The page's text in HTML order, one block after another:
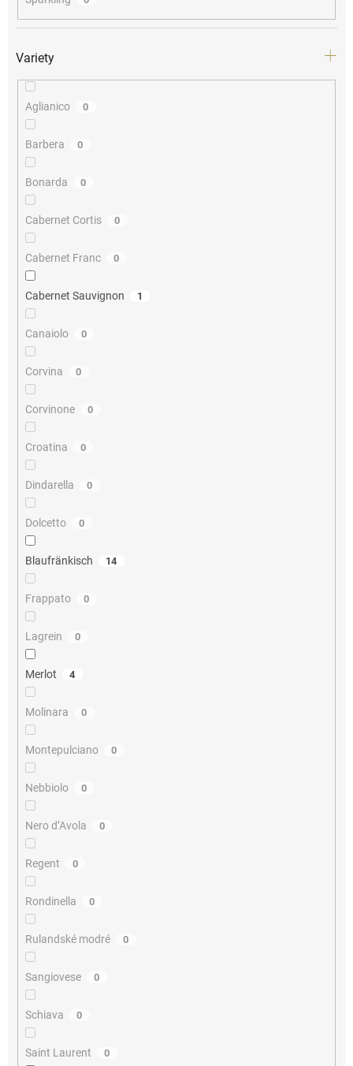
Variety
Aglianico 0
Barbera 0
Bonarda 0
Cabernet Cortis 0
Cabernet Franc 0
Cabernet Sauvignon 1
Canaiolo 0
Corvina 0
Corvinone 0
Croatina 0
Dindarella 0
Dolcetto 0
Blaufränkisch 14
Frappato 0
Lagrein 0
Merlot 4
Molinara 0
Montepulciano 0
Nebbiolo 0
Nero d’Avola 0
Regent 0
Rondinella 0
Rulandské modré 0
Sangiovese 0
Schiava 0
Saint Laurent 0